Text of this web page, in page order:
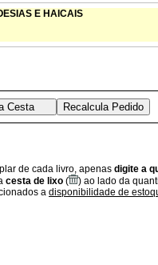
E HAICAIS
de cada livro, apenas digite a
cesta de lixo (
) ao lado da
a disponibilidade de